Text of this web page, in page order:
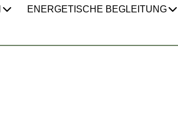
ENERGETISCHE BEGLEITUNG